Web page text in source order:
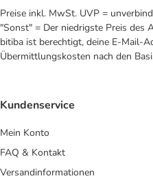
Preise inkl. MwSt. UVP =
"Sonst" = Der niedrigste Preis des
bitiba ist berechtigt, deine E-Mail-
Übermittlungskosten nach den
Kundenservice
Mein Konto
FAQ & Kontakt
Versandinformationen